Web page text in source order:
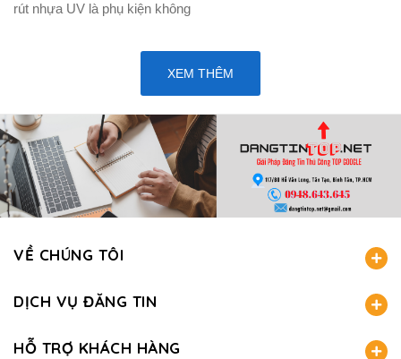
rút nhựa UV là phụ kiện không
XEM THÊM
VỀ CHÚNG TÔI
DỊCH VỤ ĐĂNG TIN
HỖ TRỢ KHÁCH HÀNG